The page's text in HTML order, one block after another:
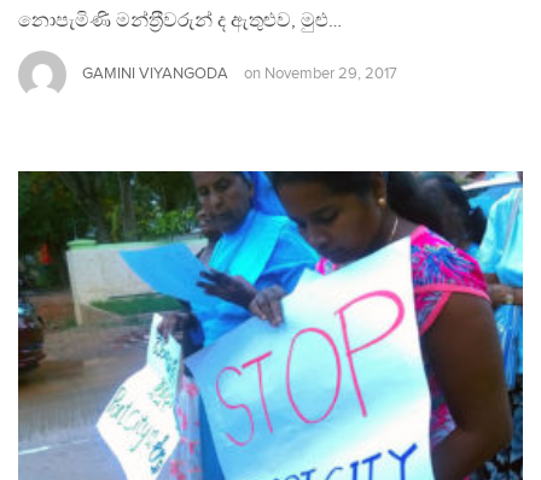
නොපැමිණි මන්ත‍්‍රීවරුන් ද ඇතුළුව, මුළු…
GAMINI VIYANGODA on November 29, 2017